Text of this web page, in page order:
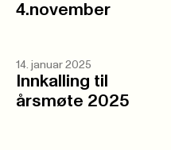
4.november
14. januar 2025
Innkalling til
årsmøte 2025